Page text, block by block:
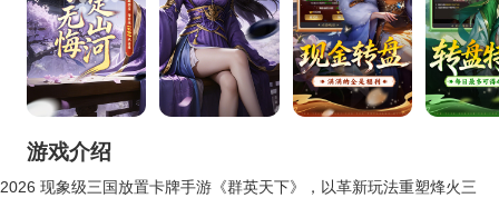
游戏介绍
2026 现象级三国放置卡牌手游《群英天下》，以革新玩法重塑烽火三